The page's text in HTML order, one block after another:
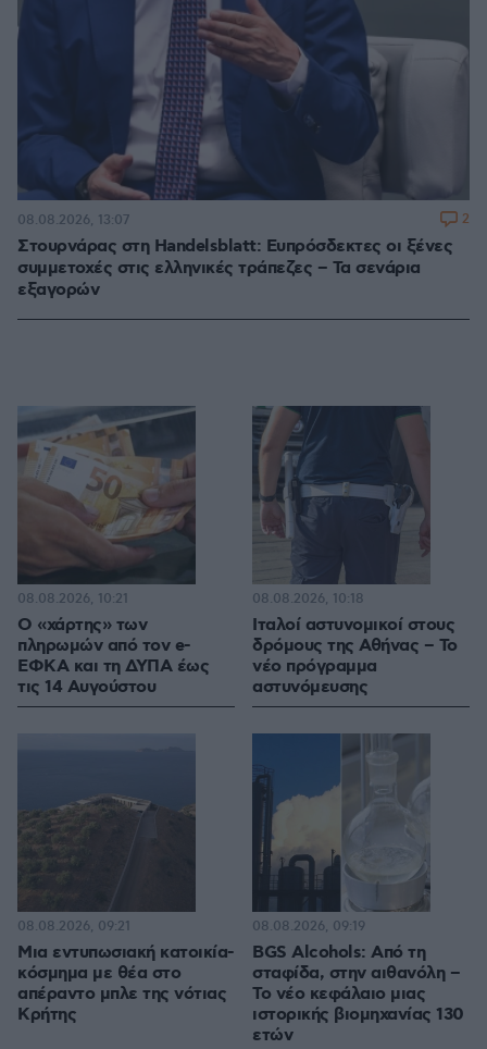
Στουρνάρας στη Handelsblatt: Ευπρόσδεκτες οι ξένες
συμμετοχές στις ελληνικές τράπεζες – Τα σενάρια
εξαγορών
08.08.2026, 13:07 2
Ο «χάρτης» των
πληρωμών από τον e-
ΕΦΚΑ και τη ΔΥΠΑ έως
τις 14 Αυγούστου
08.08.2026, 10:21
Ιταλοί αστυνομικοί στους
δρόμους της Αθήνας – Το
νέο πρόγραμμα
αστυνόμευσης
08.08.2026, 10:18
Μια εντυπωσιακή κατοικία-
κόσμημα με θέα στο
απέραντο μπλε της νότιας
Κρήτης
08.08.2026, 09:21
BGS Alcohols: Από τη
σταφίδα, στην αιθανόλη –
Το νέο κεφάλαιο μιας
ιστορικής βιομηχανίας 130
ετών
08.08.2026, 09:19